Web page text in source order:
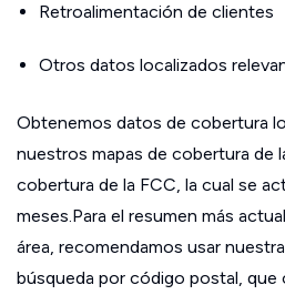
Retroalimentación de clientes
Otros datos localizados
Obtenemos datos de cobertura
nuestros mapas de cobertura de
cobertura de la FCC, la cual se
meses.Para el resumen más
área, recomendamos usar
búsqueda por código postal,